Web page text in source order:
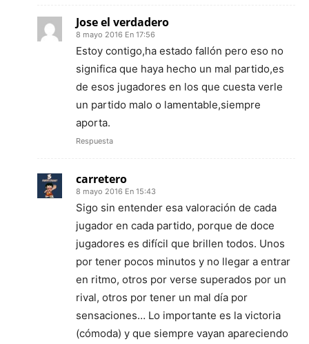
Jose el verdadero
8 mayo 2016 En 17:56
Estoy contigo,ha estado fallón pero eso no
significa que haya hecho un mal partido,es
de esos jugadores en los que cuesta verle
un partido malo o lamentable,siempre
aporta.
Respuesta
carretero
8 mayo 2016 En 15:43
Sigo sin entender esa valoración de cada
jugador en cada partido, porque de doce
jugadores es difícil que brillen todos. Unos
por tener pocos minutos y no llegar a entrar
en ritmo, otros por verse superados por un
rival, otros por tener un mal día por
sensaciones… Lo importante es la victoria
(cómoda) y que siempre vayan apareciendo